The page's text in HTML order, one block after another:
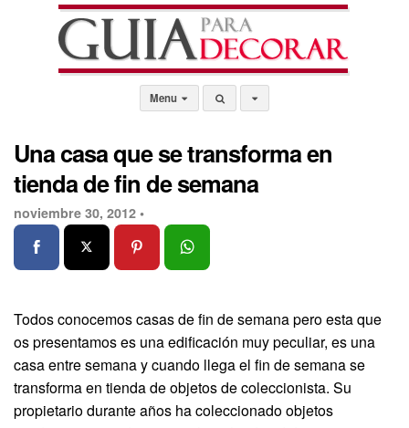
Menu
Una casa que se transforma en
tienda de fin de semana
noviembre 30, 2012 •
Todos conocemos casas de fin de semana pero esta que
os presentamos es una edificación muy peculiar, es una
casa entre semana y cuando llega el fin de semana se
transforma en tienda de objetos de coleccionista. Su
propietario durante años ha coleccionado objetos